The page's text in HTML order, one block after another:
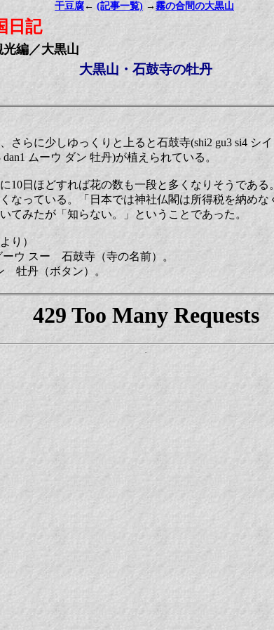
干豆腐 ← (記事一覧) → 霧の合間の大黒山
日記
光編／大黒山
大黒山・石鼓寺の牡丹
さらに少しゆっくりと上ると石鼓寺(shi2 gu3 si4 シ
ムーウ ダン 牡丹)が植えられている。
10日ほどすれば花の数も一段と多くなりそうであ
なっている。「日本では神社仏閣は所得税を納め
てみたが「知らない。」ということであった。
り）
ウ スー 石鼓寺（寺の名前）。
牡丹（ボタン）。